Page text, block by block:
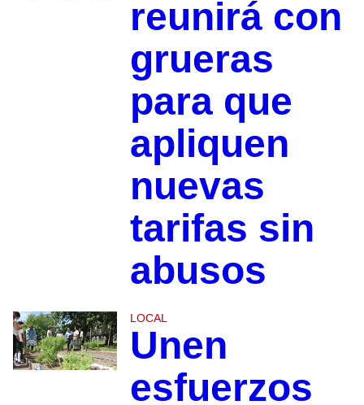
reunirá con
grueras
para que
apliquen
nuevas
tarifas sin
abusos
LOCAL
Unen
esfuerzos